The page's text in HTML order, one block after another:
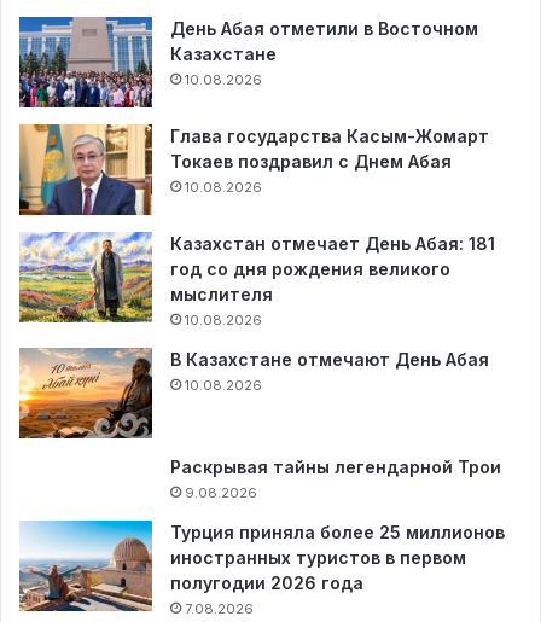
День Абая отметили в Восточном
Казахстане
10.08.2026
Глава государства Касым-Жомарт
Токаев поздравил с Днем Абая
10.08.2026
Казахстан отмечает День Абая: 181
год со дня рождения великого
мыслителя
10.08.2026
В Казахстане отмечают День Абая
10.08.2026
Раскрывая тайны легендарной Трои
9.08.2026
Турция приняла более 25 миллионов
иностранных туристов в первом
полугодии 2026 года
7.08.2026